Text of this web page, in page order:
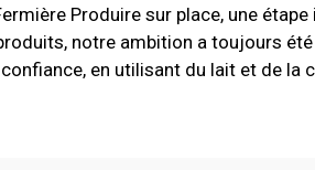
Produire sur place, une
notre ambition a toujours
en utilisant du lait et de la